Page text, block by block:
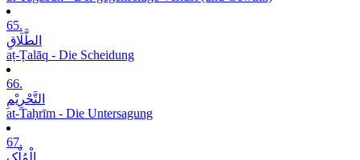
65.
الطَّلَاقِ
aṭ-Ṭalāq - Die Scheidung
66.
التَّحْرِیْمِ
at-Taḥrīm - Die Untersagung
67.